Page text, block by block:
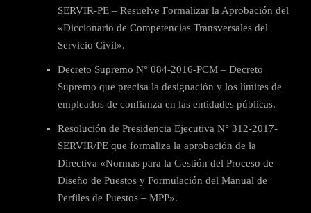
SERVIR-PE – Resuelve Formalizar la Aprobación del
«Diccionario de Competencias Transversales del
Servicio Civil».
Decreto Supremo N° 084-2016-PCM – Decreto
Supremo que precisa la designación y los límites de
empleados de confianza en las entidades públicas.
Resolución de Presidencia Ejecutiva N° 312-2017-
SERVIR/PE que formaliza la aprobación de la
Directiva «Normas para la Gestión del Proceso de
Diseño de Puestos y Formulación del Manual de
Perfiles de Puestos – MPP».